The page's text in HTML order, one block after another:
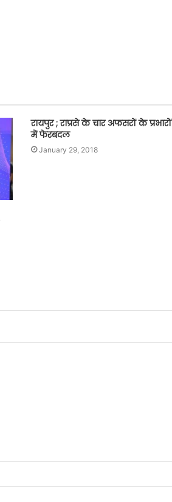
रायपुर ; राप्रसे के चार अफसरों के प्रभारों
में फेरबदल
January 29, 2018